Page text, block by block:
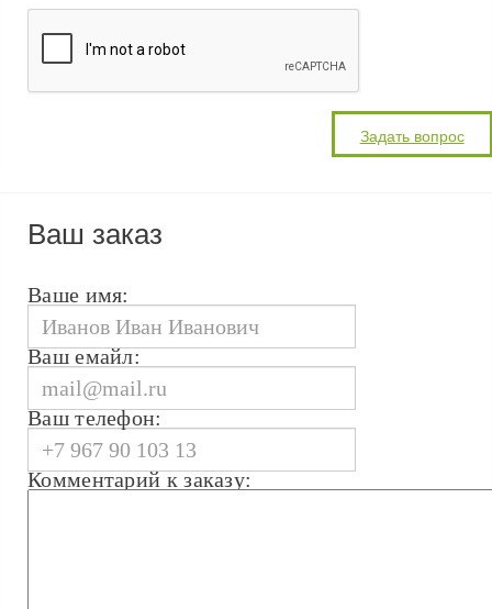
Ваш заказ
Ваше имя:
Ваш емайл:
Ваш телефон:
Комментарий к заказу: